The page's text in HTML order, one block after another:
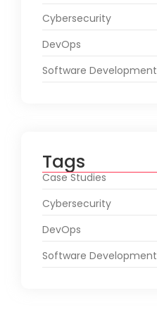
Cybersecurity
DevOps
Software Development
Tags
Case Studies
Cybersecurity
DevOps
Software Development